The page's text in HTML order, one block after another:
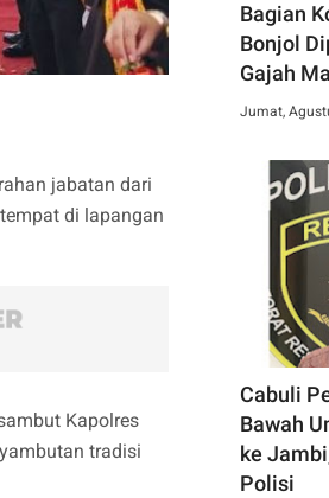
jabatan dari
di lapangan
Kapolres
tradisi
Bagian
Bonjol
Gajah
Jumat,
Cabuli
Bawah
ke
Polisi